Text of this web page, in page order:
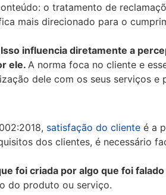
o tratamento de
mais direcionado para o
Isso influencia diretamente a
ele. A norma foca no cliente e
dele com os seus serviços e
satisfação do cliente é a
dos clientes, é necessário
foi criada por algo que foi
do produto ou serviço.